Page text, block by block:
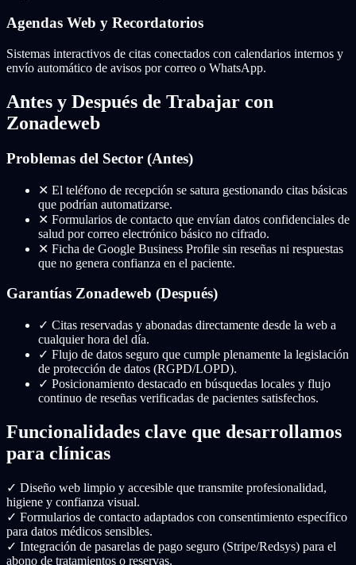
Agendas Web y Recordatorios
Sistemas interactivos de citas conectados con calendarios internos y
envío automático de avisos por correo o WhatsApp.
Antes y Después de Trabajar con
Zonadeweb
Problemas del Sector (Antes)
✕ El teléfono de recepción se satura gestionando citas básicas
que podrían automatizarse.
✕ Formularios de contacto que envían datos confidenciales de
salud por correo electrónico básico no cifrado.
✕ Ficha de Google Business Profile sin reseñas ni respuestas
que no genera confianza en el paciente.
Garantías Zonadeweb (Después)
✓ Citas reservadas y abonadas directamente desde la web a
cualquier hora del día.
✓ Flujo de datos seguro que cumple plenamente la legislación
de protección de datos (RGPD/LOPD).
✓ Posicionamiento destacado en búsquedas locales y flujo
continuo de reseñas verificadas de pacientes satisfechos.
Funcionalidades clave que desarrollamos
para clínicas
✓ Diseño web limpio y accesible que transmite profesionalidad,
higiene y confianza visual.
✓ Formularios de contacto adaptados con consentimiento específico
para datos médicos sensibles.
✓ Integración de pasarelas de pago seguro (Stripe/Redsys) para el
abono de tratamientos o reservas.